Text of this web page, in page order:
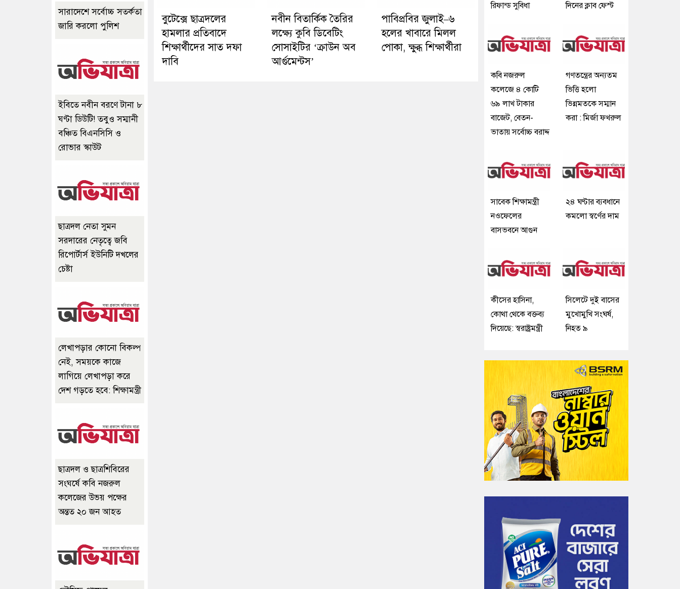
বুটেক্সে ছাত্রদলের
হামলার প্রতিবাদে
শিক্ষার্থীদের সাত দফা
দাবি
নবীন বিতার্কিক তৈরির
লক্ষ্যে কুবি ডিবেটিং
সোসাইটির ‘ক্রাউন অব
আর্গুমেন্টস’
পাবিপ্রবির জুলাই–৬
হলের খাবারে মিলল
পোকা, ক্ষুব্ধ শিক্ষার্থীরা
সারাদেশে সর্বোচ্চ সতর্কতা
জারি করলো পুলিশ
ইবিতে নবীন বরণে টানা ৮
ঘণ্টা ডিউটি! তবুও সম্মানী
বঞ্চিত বিএনসিসি ও
রোভার স্কাউট
ছাত্রদল নেতা সুমন
সরদারের নেতৃত্বে জবি
রিপোর্টার্স ইউনিটি দখলের
চেষ্টা
লেখাপড়ার কোনো বিকল্প
নেই, সময়কে কাজে
লাগিয়ে লেখাপড়া করে
দেশ গড়তে হবে: শিক্ষামন্ত্রী
ছাত্রদল ও ছাত্রশিবিরের
সংঘর্ষে কবি নজরুল
কলেজের উভয় পক্ষের
অন্তত ২০ জন আহত
রিফান্ড সুবিধা
দিনের ক্লাব ফেস্ট
কবি নজরুল
কলেজে ৪ কোটি
৬৯ লাখ টাকার
বাজেট, বেতন-
ভাতায় সর্বোচ্চ বরাদ্দ
গণতন্ত্রের অন্যতম
ভিত্তি হলো
ভিন্নমতকে সম্মান
করা : মির্জা ফখরুল
সাবেক শিক্ষামন্ত্রী
নওফেলের
বাসভবনে আগুন
২৪ ঘণ্টার ব্যবধানে
কমলো স্বর্ণের দাম
কীসের হাসিনা,
কোথা থেকে বক্তব্য
দিয়েছে: স্বরাষ্ট্রমন্ত্রী
সিলেটে দুই বাসের
মুখোমুখি সংঘর্ষ,
নিহত ৯